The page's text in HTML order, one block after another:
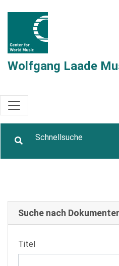
Wolfgang Laade
Suche nach
Titel